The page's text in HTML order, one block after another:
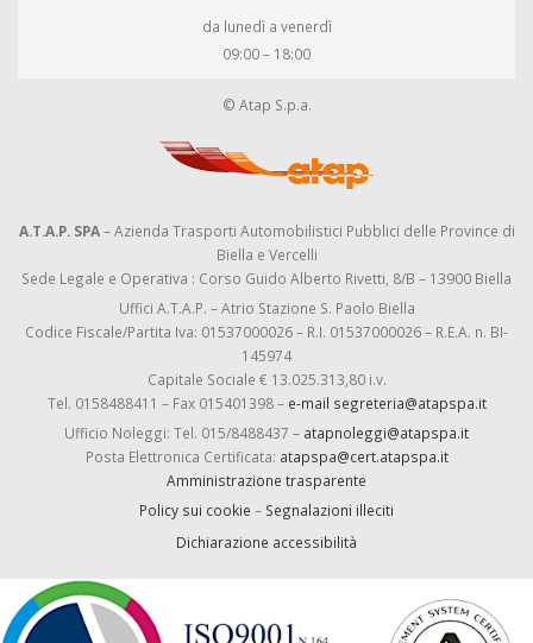
da lunedì a venerdì
09:00 – 18:00
© Atap S.p.a.
A.T.A.P. SPA– Azienda Trasporti Automobilistici Pubblici delle Province di
Biella e Vercelli
Sede Legale e Operativa : Corso Guido Alberto Rivetti, 8/B – 13900 Biella
Uffici A.T.A.P. – Atrio Stazione S. Paolo Biella
Codice Fiscale/Partita Iva: 01537000026 – R.I. 01537000026 – R.E.A. n. BI-
145974
Capitale Sociale € 13.025.313,80 i.v.
Tel. 0158488411 – Fax 015401398 – e-mail segreteria@atapspa.it
Ufficio Noleggi: Tel. 015/8488437 – atapnoleggi@atapspa.it
Posta Elettronica Certificata: atapspa@cert.atapspa.it
Amministrazione trasparente
Policy sui cookie – Segnalazioni illeciti
Dichiarazione accessibilità